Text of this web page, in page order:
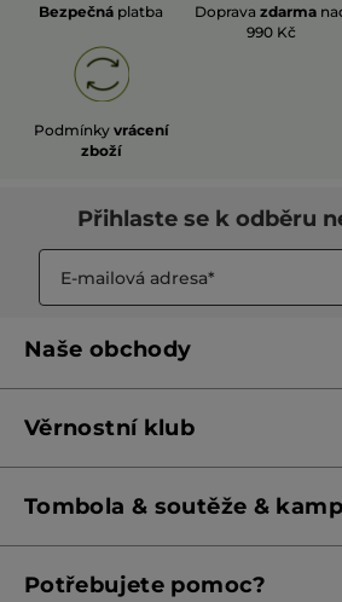
Bezpečná platba Doprava zdarma
990 Kč
Podmínky vrácení
zboží
Přihlaste se k odběru
Naše obchody
Franšízing
Věrnostní klub
Pravidla věrnostního klubu od 1. 6.
Tombola & soutěže &
Podmínky aktuálních nabídek
Potřebujete pomoc?